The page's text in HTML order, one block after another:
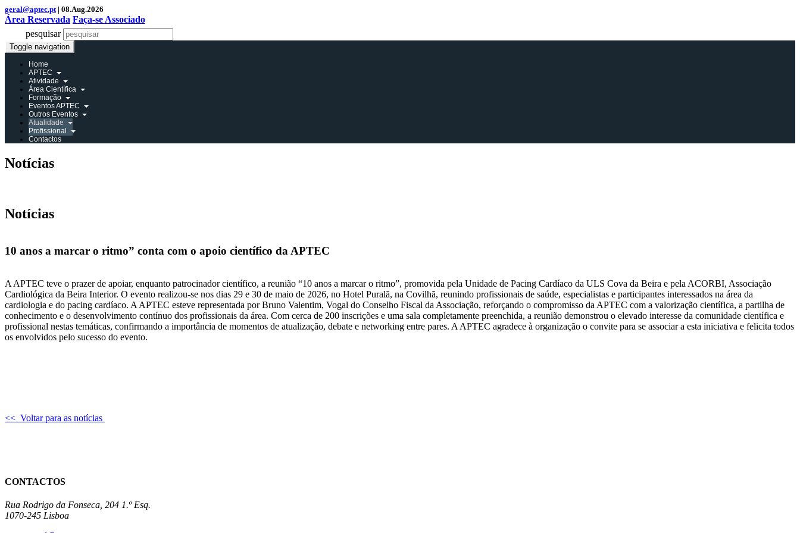
geral@aptec.pt| 08.Aug.2026
Área Reservada Faça-se Associado
pesquisar
Toggle navigation
Home
APTEC
Atividade
Área Científica
Formação
Eventos APTEC
Outros Eventos
Atualidade
Profissional
Contactos
Notícias
Notícias
10 anos a marcar o ritmo” conta com o apoio científico da APTEC
A APTEC teve o prazer de apoiar, enquanto patrocinador científico, a reunião “10 anos a marcar o ritmo”, promovida pela Unidade de Pacing Cardíaco da ULS Cova da Beira e pela ACORBI, Associação
Cardiológica da Beira Interior. O evento realizou-se nos dias 29 e 30 de maio de 2026, no Hotel Puralã, na Covilhã, reunindo profissionais de saúde, especialistas e participantes interessados na área da
cardiologia e do pacing cardíaco. A APTEC esteve representada por Bruno Valentim, Vogal do Conselho Fiscal da Associação, reforçando o compromisso da APTEC com a valorização científica, a partilha de
conhecimento e o desenvolvimento contínuo dos profissionais da área. Com cerca de 200 inscrições e uma sala completamente preenchida, a reunião demonstrou o elevado interesse da comunidade científica e
profissional nestas temáticas, confirmando a importância de momentos de atualização, debate e networking entre pares. A APTEC agradece à organização o convite para se associar a esta iniciativa e felicita todos
os envolvidos pelo sucesso do evento.
<< Voltar para as notícias
CONTACTOS
Rua Rodrigo da Fonseca, 204 1.º Esq.
1070-245 Lisboa